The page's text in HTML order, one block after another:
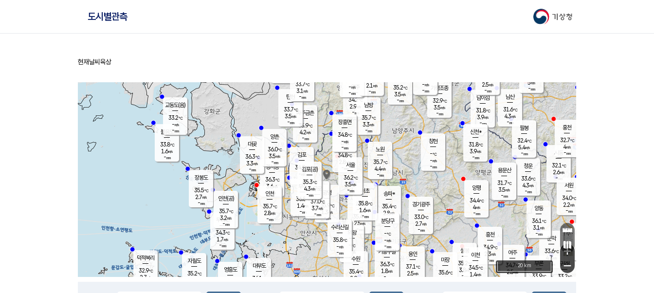
기상청
도시별관측
홈
현재날씨 육상
문막
33.6℃
4.7m/s
mm
남이섬
31.8℃
3.9m/s
-mm
무의도
34.3℃
1.7m/s
-mm
영흥도
볼음도
33.8℃
1.6m/s
-mm
자월도
35.2℃
양주
34.2℃
2.9
-mm
부론
33.9℃
과천
35.4℃
2.5m/s
- mm
남산
31.6℃
4.3m/s
-mm
장봉도
35.5℃
2.7m/s
-mm
청운
33.6℃
4.3m/s
-mm
팔봉
32.4℃
5.4m/s
-mm
용인
37.1℃
2.5m/s
여주
34.7℃
2.5m/s
양동
36.1℃
3.1m/s
-mm
경기광주
33.0℃
2.7m/s
-mm
2.5m/s
-mm
대부도
36.1
경서동
36.3℃
3.6 m/s
-mm
파주금촌
35.9℃
4.2m/s
-mm
가평조종
32.9℃
3.5m/s
-mm
35.2℃
3.5m/s
-mm
대곶
36.3℃
3.3m/s
-mm
신천*
31.8℃
3.9m/s
-mm
창현
-℃
-m/s
-mm
탄현
33.7℃
3.5m/s
-mm
-m/s
-mm
흥천
34.9℃
2.3m/s
-mm
마장
35.6℃
의왕
- ℃
m/s
mm
김포
34.7℃
-m/s
mm
설봉
35.2
3.8 m/s
- mm
광명
35.9 ℃
1.3 m/s
-mm
부천
36.8℃
1.4m/s
-mm
양촌
36.0℃
3.5m/s
-mm
구로
37.0℃
3.7m/s
-mm
은평
34.8℃
2.8 m/s
- mm
노원
35.7℃
4.4m/s
-mm
송파*
35.4℃
2.8m/s
-mm
서초
35.8℃
1.6m/s
-mm
남방
35.7℃
3.3m/s
-mm
기흥구갈
36.3℃
1.8m/s
-
수리산길
35.8℃
-m/s
-mm
분당구
-℃
-m/s
-mm
장흥면
34.8℃
-m/s
-mm
-m/s
-mm
시동
32.1℃
2.6m/s
- mm
귀래
33.2℃
서원
34.0℃
2.2m/s
-mm
용문산
31.7℃
3.5m/s
-mm
덕적북리
32.9℃
2.7 m/s
인천(공)
35.7℃
3.2m/s
-mm
김포(공)
35.3℃
4.3m/s
-mm
교동도(음)
33.2℃
-m/s
-mm
홍천
32.7℃
4m/s
-mm
이천
34.5℃
1.4m/s
양평
34.4℃
4m/s
-mm
수원
35.4℃
2.9m/s
인천
35.7℃
2.8m/s
-mm
서울
36.2℃
3.5m/s
-mm
5m/s
-mm
33.7℃
3.1 m/s
-mm
2.1 m/s
-mm
+
−
20 km